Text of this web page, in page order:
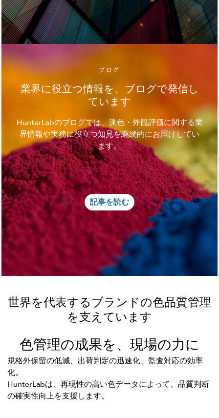
ブログ
業界に役立つ情報を、ブログで発信し
ています
HunterLabのブログでは、測色・外観評価に関する業
界情報や実務に役立つ知見を継続的にお届けしてい
ます。
記事を読む
世界を代表するブランドの色品質管理
を支えています
色管理の成果を、現場の力に
規格外保留の低減、出荷判定の迅速化、監査対応の効率
化。
HunterLabは、再現性の高い色データによって、品質判断
の確実性向上を支援します。